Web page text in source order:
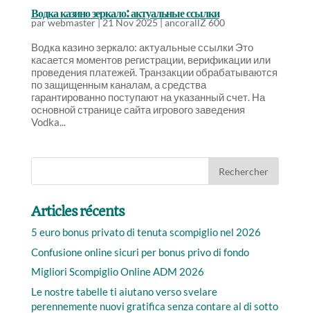
Водка казино зеркало: актуальные ссылки
parwebmaster|21 Nov 2025|ancorallZ 600
Водка казино зеркало: актуальные ссылки Это
касается моментов регистрации, верификации или
проведения платежей. Транзакции обрабатываются
по защищенным каналам, а средства
гарантированно поступают на указанный счет. На
основной странице сайта игрового заведения
Vodka...
Articles récents
5 euro bonus privato di tenuta scompiglio nel 2026
Confusione online sicuri per bonus privo di fondo
Migliori Scompiglio Online ADM 2026
Le nostre tabelle ti aiutano verso svelare
perennemente nuovi gratifica senza contare al di sotto